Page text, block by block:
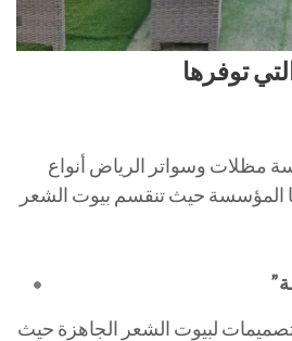
توفرها
وسواتر الرياض أنواع
المؤسسة حيث تنقسم بيوت الشعر
لبيوت الشعر الجاهزة حيث